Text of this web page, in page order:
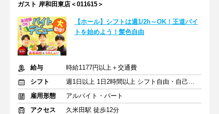
ガスト 岸和田東店＜011615＞
【ホール】シフトは週1/2h～OK！王道バイ
トを始めよう！髪色自由
給与
時給1177円以上＋交通費
シフト
週1日以上 1日2時間以上 シフト自由・自己申告
雇用形態
アルバイト・パート
アクセス
久米田駅 徒歩12分